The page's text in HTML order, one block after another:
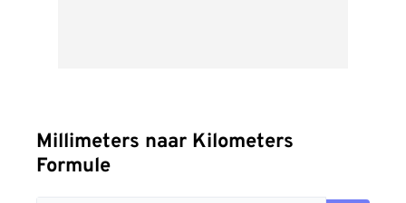
Millimeters naar Kilometers
Formule